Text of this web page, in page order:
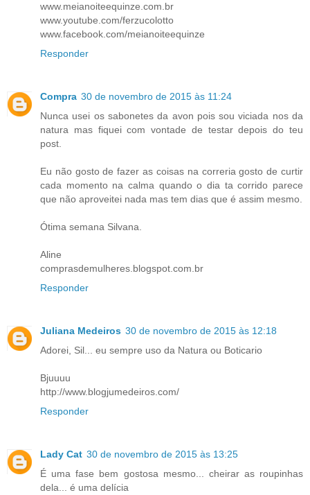
www.meianoiteequinze.com.br
www.youtube.com/ferzucolotto
www.facebook.com/meianoiteequinze
Responder
Compra 30 de novembro de 2015 às 11:24
Nunca usei os sabonetes da avon pois sou viciada nos da
natura mas fiquei com vontade de testar depois do teu
post.
Eu não gosto de fazer as coisas na correria gosto de curtir
cada momento na calma quando o dia ta corrido parece
que não aproveitei nada mas tem dias que é assim mesmo.
Ótima semana Silvana.
Aline
comprasdemulheres.blogspot.com.br
Responder
Juliana Medeiros 30 de novembro de 2015 às 12:18
Adorei, Sil... eu sempre uso da Natura ou Boticario
Bjuuuu
http://www.blogjumedeiros.com/
Responder
Lady Cat 30 de novembro de 2015 às 13:25
É uma fase bem gostosa mesmo... cheirar as roupinhas
dela... é uma delícia